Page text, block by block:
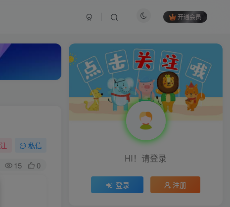
开通会员
私信
15 0
HI！请登录
登录 注册